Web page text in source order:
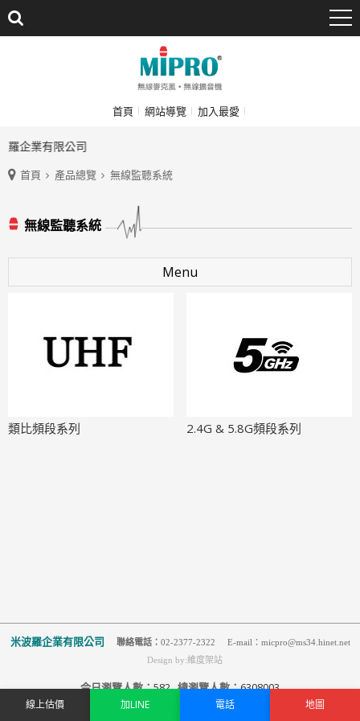
首頁 網站導覽 加入最愛
羅企業有限公司
首頁 產品總覽 無線監聽系統
無線監聽系統
Menu
類比頻段系列 2.4G & 5.8G頻段系列
米波羅企業有限公司 聯絡電話： 02-2377-2322 E-mail：micpro@ms34.hinet.net
Design by:維度架站
今日瀏覽人數：582總瀏覽人數：6308003
線上估價 加LINE 電話 地圖